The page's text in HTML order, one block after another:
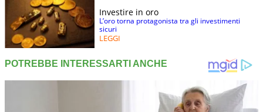
Investire in oro
L’oro torna protagonista tra gli investimenti
sicuri
LEGGI